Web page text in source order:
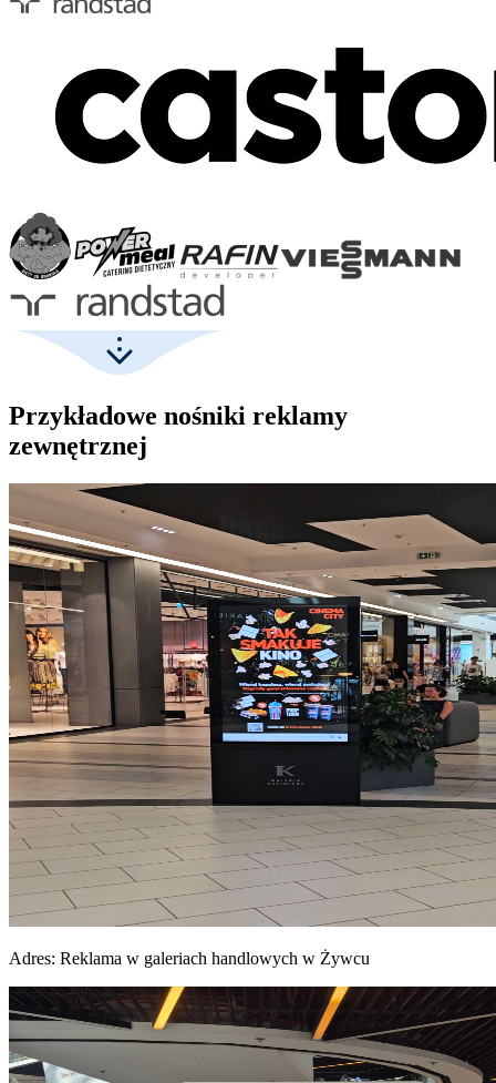
Przykładowe nośniki reklamy
zewnętrznej
Adres: Reklama w galeriach handlowych w Żywcu